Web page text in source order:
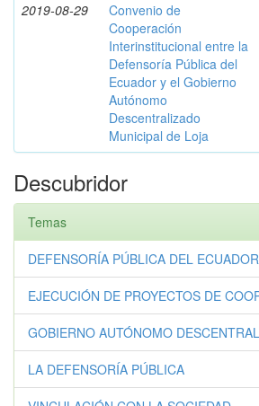
2019-08-29
Convenio de
Cooperación
Interinstitucional entre la
Defensoría Pública del
Ecuador y el Gobierno
Autónomo
Descentralizado
Municipal de Loja
Descubridor
Temas
DEFENSORÍA PÚBLICA DEL ECUADOR
EJECUCIÓN DE PROYECTOS DE
GOBIERNO AUTÓNOMO
LA DEFENSORÍA PÚBLICA